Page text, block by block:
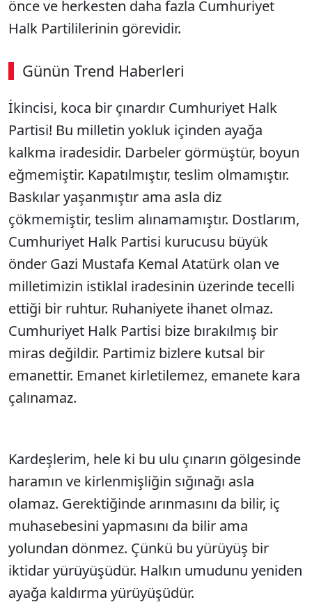
önce ve herkesten daha fazla Cumhuriyet
Halk Partililerinin görevidir.
Günün Trend Haberleri
İkincisi, koca bir çınardır Cumhuriyet Halk
Partisi! Bu milletin yokluk içinden ayağa
kalkma iradesidir. Darbeler görmüştür, boyun
eğmemiştir. Kapatılmıştır, teslim olmamıştır.
Baskılar yaşanmıştır ama asla diz
çökmemiştir, teslim alınamamıştır. Dostlarım,
Cumhuriyet Halk Partisi kurucusu büyük
önder Gazi Mustafa Kemal Atatürk olan ve
milletimizin istiklal iradesinin üzerinde tecelli
ettiği bir ruhtur. Ruhaniyete ihanet olmaz.
Cumhuriyet Halk Partisi bize bırakılmış bir
miras değildir. Partimiz bizlere kutsal bir
emanettir. Emanet kirletilemez, emanete kara
çalınamaz.
Kardeşlerim, hele ki bu ulu çınarın gölgesinde
haramın ve kirlenmişliğin sığınağı asla
olamaz. Gerektiğinde arınmasını da bilir, iç
muhasebesini yapmasını da bilir ama
yolundan dönmez. Çünkü bu yürüyüş bir
iktidar yürüyüşüdür. Halkın umudunu yeniden
ayağa kaldırma yürüyüşüdür.